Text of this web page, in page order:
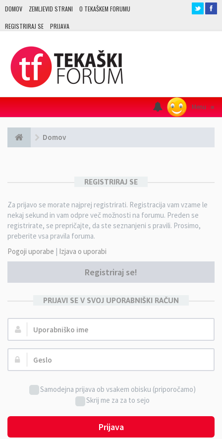
DOMOV ZEMLJEVID STRANI O TEKAŠKEM FORUMU
REGISTRIRAJ SE PRIJAVA
Menu ≡
Domov
REGISTRIRAJ SE
Za prijavo se morate najprej registrirati. Registracija vam vzame le
nekaj sekund in vam odpre več možnosti na forumu. Preden se
registrirate, se prepričajte, da ste seznanjeni s pravili. Prosimo,
preberite vsa pravila foruma.
Pogoji uporabe | Izjava o uporabi
Registriraj se!
PRIJAVI SE V SVOJ UPORABNIŠKI RAČUN
Uporabniško
ime:
Geslo:
Samodejna prijava ob vsakem obisku (priporočamo)
Skrij me za za to sejo
Prijava